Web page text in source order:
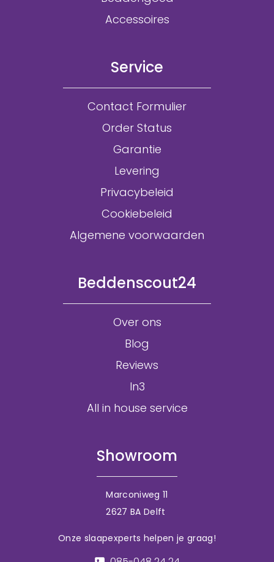
Accessoires
Service
Contact Formulier
Order Status
Garantie
Levering
Privacybeleid
Cookiebeleid
Algemene voorwaarden
Beddenscout24
Over ons
Blog
Reviews
In3
All in house service
Showroom
Marconiweg 11
2627 BA Delft
Onze slaapexperts helpen je graag!